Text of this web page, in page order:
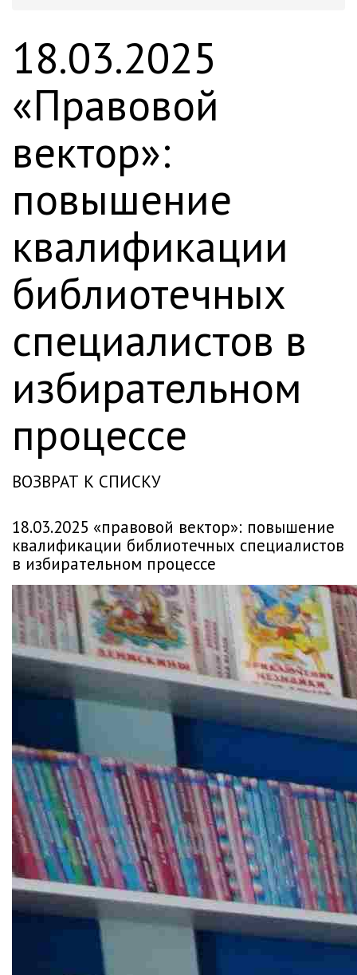
18.03.2025
«Правовой
вектор»:
повышение
квалификации
библиотечных
специалистов в
избирательном
процессе
ВОЗВРАТ К СПИСКУ
18.03.2025 «правовой вектор»: повышение
квалификации библиотечных специалистов
в избирательном процессе